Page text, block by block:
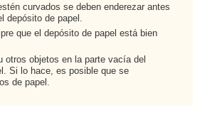
curvados se deben enderezar antes
depósito de papel.
que el depósito de papel está bien
otros objetos en la parte vacía del
Si lo hace, es posible que se
de papel.